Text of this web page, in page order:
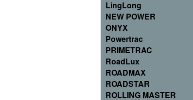
LingLong
NEW POWER
ONYX
Powertrac
PRIMETRAC
RoadLux
ROADMAX
ROADSTAR
ROLLING MASTER